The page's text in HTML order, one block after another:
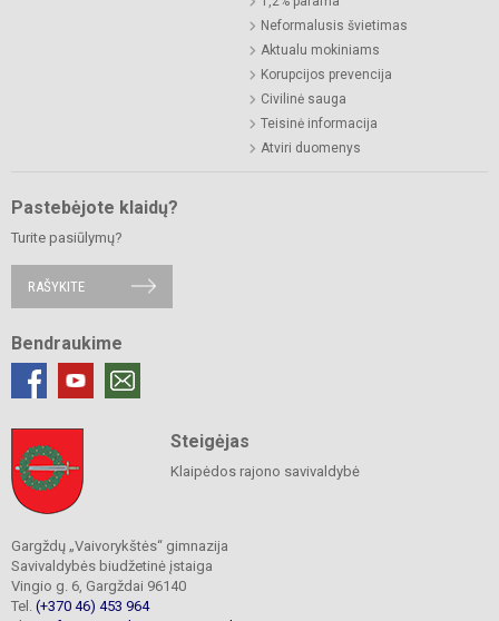
Neformalusis švietimas
Aktualu mokiniams
Korupcijos prevencija
Civilinė sauga
Teisinė informacija
Atviri duomenys
Pastebėjote klaidų?
Turite pasiūlymų?
RAŠYKITE
Bendraukime
Steigėjas
Klaipėdos rajono savivaldybė
Gargždų „Vaivorykštės“ gimnazija
Savivaldybės biudžetinė įstaiga
Vingio g. 6, Gargždai 96140
Tel. (+370 46) 453 964